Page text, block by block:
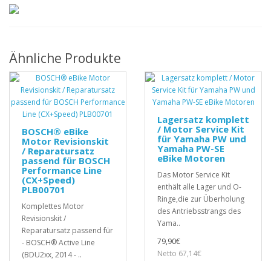
Ähnliche Produkte
BOSCH® eBike
Motor Revisionskit
/ Reparatursatz
passend für BOSCH
Performance Line
(CX+Speed)
PLB00701
Komplettes Motor
Revisionskit /
Reparatursatz passend für
- BOSCH® Active Line
(BDU2xx, 2014 - ..
Lagersatz komplett
/ Motor Service Kit
für Yamaha PW und
Yamaha PW-SE
eBike Motoren
Das Motor Service Kit
enthält alle Lager und O-
Ringe,die zur Überholung
des Antriebsstrangs des
Yama..
79,90€
Netto 67,14€